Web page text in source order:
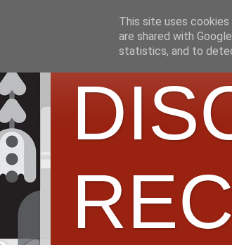
This site uses
are shared with
statistics, and to